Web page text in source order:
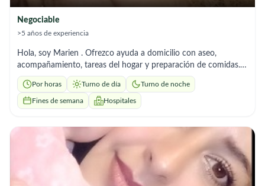
Negociable
>5 años de experiencia
Hola, soy Marien . Ofrezco ayuda a domicilio con aseo,
acompañamiento, tareas del hogar y preparación de comidas.
Soy responsable y me adapto a los horarios que necesites.”
Por horas Turno de día Turno de noche
Fines de semana Hospitales